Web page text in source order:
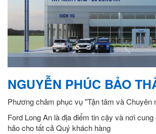
NGUYỄN PHÚC BẢO
Phương châm phục vụ "Tận tâm và Chuyên
Ford Long An là địa điểm tin cậy và nơi
hảo cho tất cả Quý khách hàng